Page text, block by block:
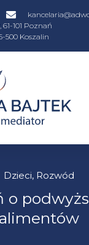
101 Poznań
500 Koszalin
Dzieci, Rozwód
o
alimentów